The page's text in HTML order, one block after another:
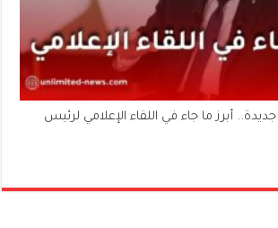
أبرز ما جاء في اللقاء الإعلامي لرئيس